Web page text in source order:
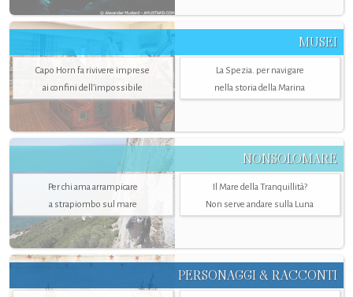
MUSEI
Capo Horn fa rivivere imprese
ai confini dell’impossibile
La Spezia. per navigare
nella storia della Marina
NONSOLOMARE
Per chi ama arrampicare
a strapiombo sul mare
Il Mare della Tranquillità?
Non serve andare sulla Luna
PERSONAGGI & RACCONTI